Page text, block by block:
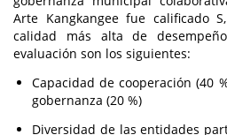
Arte Kangkangee fue calificado
calidad más alta de
evaluación son los siguientes:
Capacidad de cooperación (40
gobernanza (20 %)
Diversidad de las entidades